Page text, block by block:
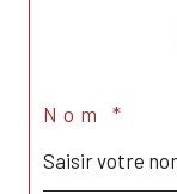
Nom *